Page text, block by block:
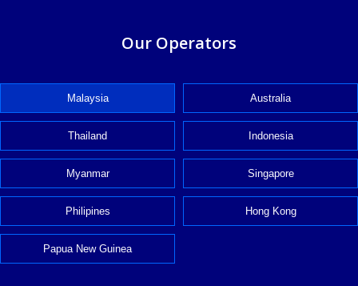
Our Operators
Malaysia Australia
Thailand Indonesia
Myanmar Singapore
Philipines Hong Kong
Papua New Guinea